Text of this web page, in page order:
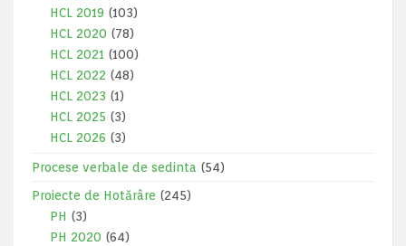
HCL 2019 (103)
HCL 2020 (78)
HCL 2021 (100)
HCL 2022 (48)
HCL 2023 (1)
HCL 2025 (3)
HCL 2026 (3)
Procese verbale de sedinta (54)
Proiecte de Hotărâre (245)
PH (3)
PH 2020 (64)